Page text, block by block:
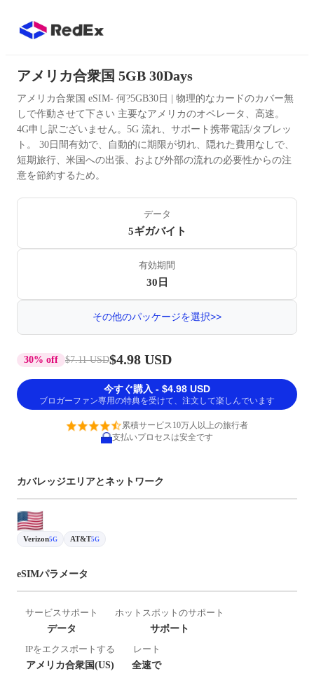
アメリカ合衆国 5GB 30Days
アメリカ合衆国 eSIM- 何?5GB30日 | 物理的なカードのカバー無
しで作動させて下さい 主要なアメリカのオペレータ、高速。
4G申し訳ございません。5G 流れ、サポート携帯電話/タブレッ
ト。 30日間有効で、自動的に期限が切れ、隠れた費用なしで、
短期旅行、米国への出張、および外部の流れの必要性からの注
意を節約するため。
データ
5ギガバイト
有効期間
30日
その他のパッケージを選択>>
30% off $7.11 USD$4.98 USD
今すぐ購入 - $4.98 USD
ブロガーファン専用の特典を受けて、注文して楽しんでいます
累積サービス10万人以上の旅行者
支払いプロセスは安全です
カバレッジエリアとネットワーク
Verizon5G AT&T5G
eSIMパラメータ
サービスサポート
データ
ホットスポットのサポート
サポート
IPをエクスポートする
アメリカ合衆国(US)
レート
全速で